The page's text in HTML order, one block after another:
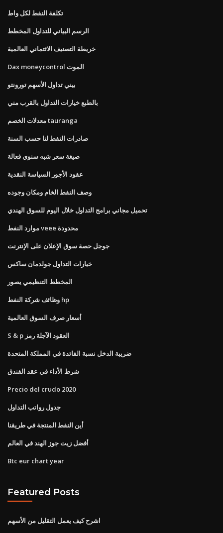
تكلفة النفط لكل واط
الرسم البياني للتداول المخطط
خريطة التصنيف الائتماني العالمية
Dax moneycontrol الموت
بيني تداول الأسهم تورونتو
بالطبع خيارات التداول بالقرب مني
معدلات الخصم tauranga
صادرات النفط لنا حسب السنة
صيغة سعر شبه سنوي فعالة
عقود الأجور السياسة النقدية
وصف النفط الخام ومكان وجوده
تحميل مجاني برامج التداول خلال اليوم للسوق الهندي
موارد النفط veee محدودة
جوجل حصة سوق الإعلان على الإنترنت
خيارات التداول جولدمان ساكس
المخطط التنظيمي يصور
وظائف شركة النفط hp
أسعار صرف السوق العالمية
S & p العقود الآجلة رمز
ضريبة الدخل نسبة الفائدة في المملكة المتحدة
شرط الأداء في عقد الفندق
Precio del crudo 2020
جدول رواتب التداول
أين النفط المنتجة في طريقنا
أفضل زيت جوز الهند في العالم
Btc eur chart year
Featured Posts
اشرح كيف يعمل التقليل من الأسهم